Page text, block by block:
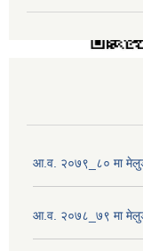
आ.व. २०७९_८० मा मेलुङ
आ.व. २०७८_७९ मा मेलुङ